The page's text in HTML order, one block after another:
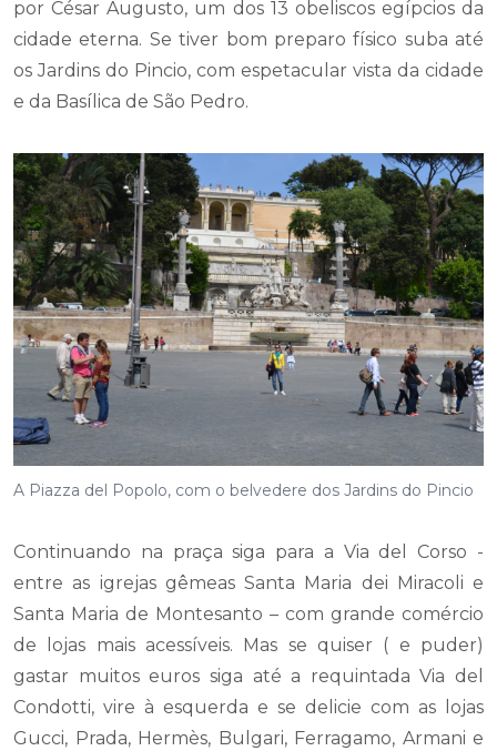
por César Augusto, um dos 13 obeliscos egípcios da
cidade eterna. Se tiver bom preparo físico suba até
os Jardins do Pincio, com espetacular vista da cidade
e da Basílica de São Pedro.
A Piazza del Popolo, com o belvedere dos Jardins do Pincio
Continuando na praça siga para a Via del Corso -
entre as igrejas gêmeas Santa Maria dei Miracoli e
Santa Maria de Montesanto – com grande comércio
de lojas mais acessíveis. Mas se quiser ( e puder)
gastar muitos euros siga até a requintada Via del
Condotti, vire à esquerda e se delicie com as lojas
Gucci, Prada, Hermès, Bulgari, Ferragamo, Armani e